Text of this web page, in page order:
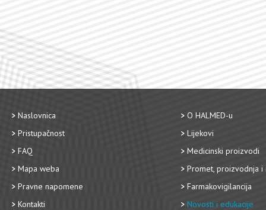
Naslovnica
Pristupačnost
FAQ
Mapa weba
Pravne napomene
Kontakti
O HALMED-u
Lijekovi
Medicinski proizvodi
Promet, proizvodnja i
Farmakovigilancija
Novosti i edukacije